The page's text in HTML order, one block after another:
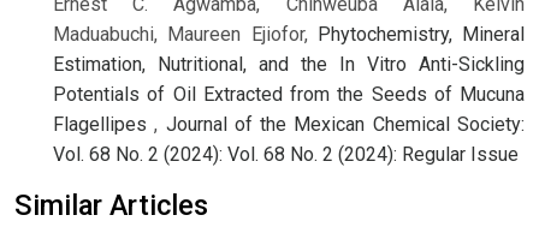
Maduabuchi, Maureen Ejiofor, Phytochemistry, Mineral
Estimation, Nutritional, and the In Vitro Anti-Sickling
Potentials of Oil Extracted from the Seeds of Mucuna
Flagellipes, Journal of the Mexican Chemical Society:
Vol. 68 No. 2 (2024): Vol. 68 No. 2 (2024): Regular Issue
Similar Articles